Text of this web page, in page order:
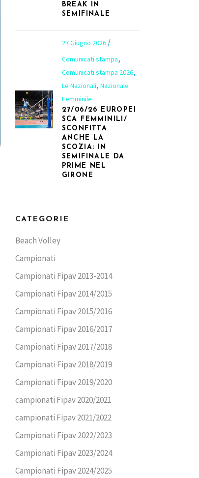
BREAK IN
SEMIFINALE
27 Giugno 2026
Comunicati stampa,
Comunicati stampa 2026,
Le Nazionali, Nazionale
Femminile
27/06/26 EUROPEI
SCA FEMMINILI/
SCONFITTA
ANCHE LA
SCOZIA: IN
SEMIFINALE DA
PRIME NEL
GIRONE
CATEGORIE
Beach Volley
Campionati
Campionati Fipav 2013-2014
Campionati Fipav 2014/2015
Campionati Fipav 2015/2016
Campionati Fipav 2016/2017
Campionati Fipav 2017/2018
Campionati Fipav 2018/2019
Campionati Fipav 2019/2020
campionati Fipav 2020/2021
campionati Fipav 2021/2022
Campionati Fipav 2022/2023
Campionati Fipav 2023/2024
Campionati Fipav 2024/2025